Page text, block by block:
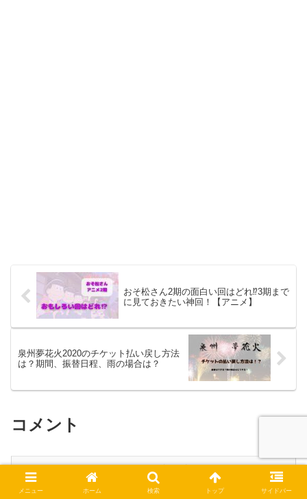
おそ松さん2期の面白い回はどれ⁉3期まで
に見ておきたい神回！【アニメ】
泉州夢花火2020のチケット払い戻し方法
は？期間、振替日程、雨の場合は？
コメント
コメントを書き込む
メニュー ホーム 検索 トップ サイドバー